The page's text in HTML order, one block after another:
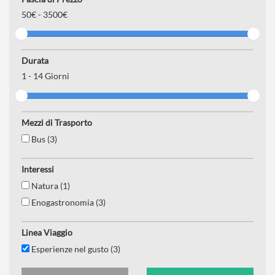
50€ - 3500€
Durata
1- 14Giorni
Mezzi di Trasporto
Bus (3)
Interessi
Natura (1)
Enogastronomia (3)
Linea Viaggio
Esperienze nel gusto (3)